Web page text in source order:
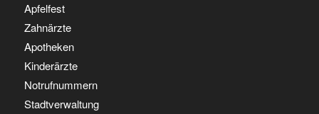
Apfelfest
Zahnärzte
Apotheken
Kinderärzte
Notrufnummern
Stadtverwaltung